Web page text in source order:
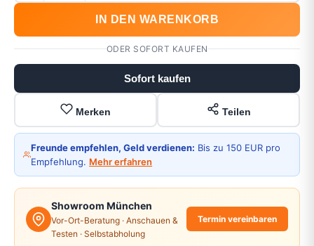
IN DEN WARENKORB
ODER SOFORT KAUFEN
Sofort kaufen
Merken Teilen
Freunde empfehlen, Geld verdienen: Bis zu 150 EUR pro
Empfehlung. Mehr erfahren
Showroom München
Vor-Ort-Beratung · Anschauen &
Testen · Selbstabholung
Termin vereinbaren